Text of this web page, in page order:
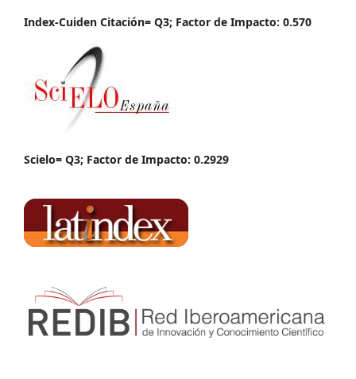
Index-Cuiden Citación= Q3; Factor de Impacto: 0.570
Scielo= Q3; Factor de Impacto: 0.2929